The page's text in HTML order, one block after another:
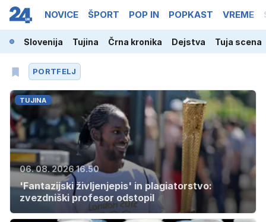
NOVICE ŠPORT POP IN POPKAST VREME
Slovenija Tujina Črna kronika Dejstva Tuja scena
PORTFELJ
TUJINA
06. 08. 2026 16.50
'Fantazijski življenjepis' in plagiatorstvo:
zvezdniški profesor odstopil